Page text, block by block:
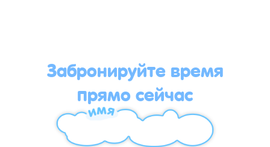
Забронируйте время
прямо сейчас